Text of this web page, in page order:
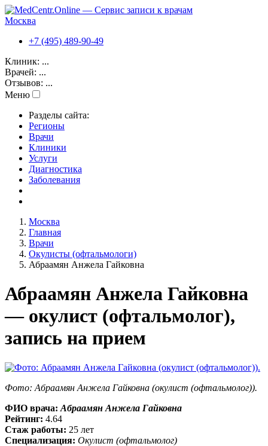
Москва
+7 (495) 489-90-49
Клиник: ...
Врачей: ...
Отзывов: ...
Меню
Разделы сайта:
Регионы
Врачи
Клиники
Услуги
Диагностика
Заболевания
Москва
Главная
Врачи
Окулисты (офтальмологи)
Абраамян Анжела Гайковна
Абраамян Анжела Гайковна
— окулист (офтальмолог),
запись на прием
Фото: Абраамян Анжела Гайковна (окулист (офтальмолог)).
ФИО врача: Абраамян Анжела Гайковна
Рейтинг: 4.64
Стаж работы: 25 лет
Специализация: Окулист (офтальмолог)